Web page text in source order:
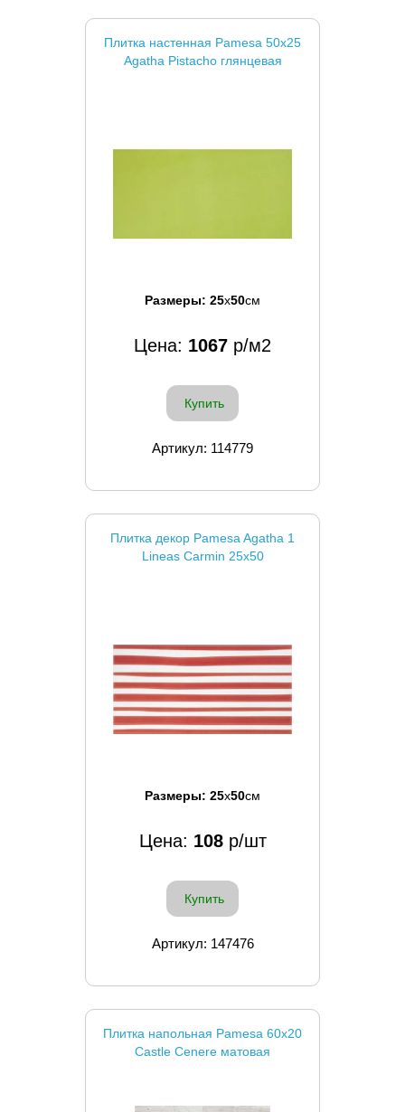
Плитка настенная Pamesa 50x25
Agatha Pistacho глянцевая
Размеры: 25x50см
Цена: 1067 р/м2
Купить
Артикул: 114779
Плитка декор Pamesa Agatha 1
Lineas Carmin 25x50
Размеры: 25x50см
Цена: 108р/шт
Купить
Артикул: 147476
Плитка напольная Pamesa 60x20
Castle Cenere матовая